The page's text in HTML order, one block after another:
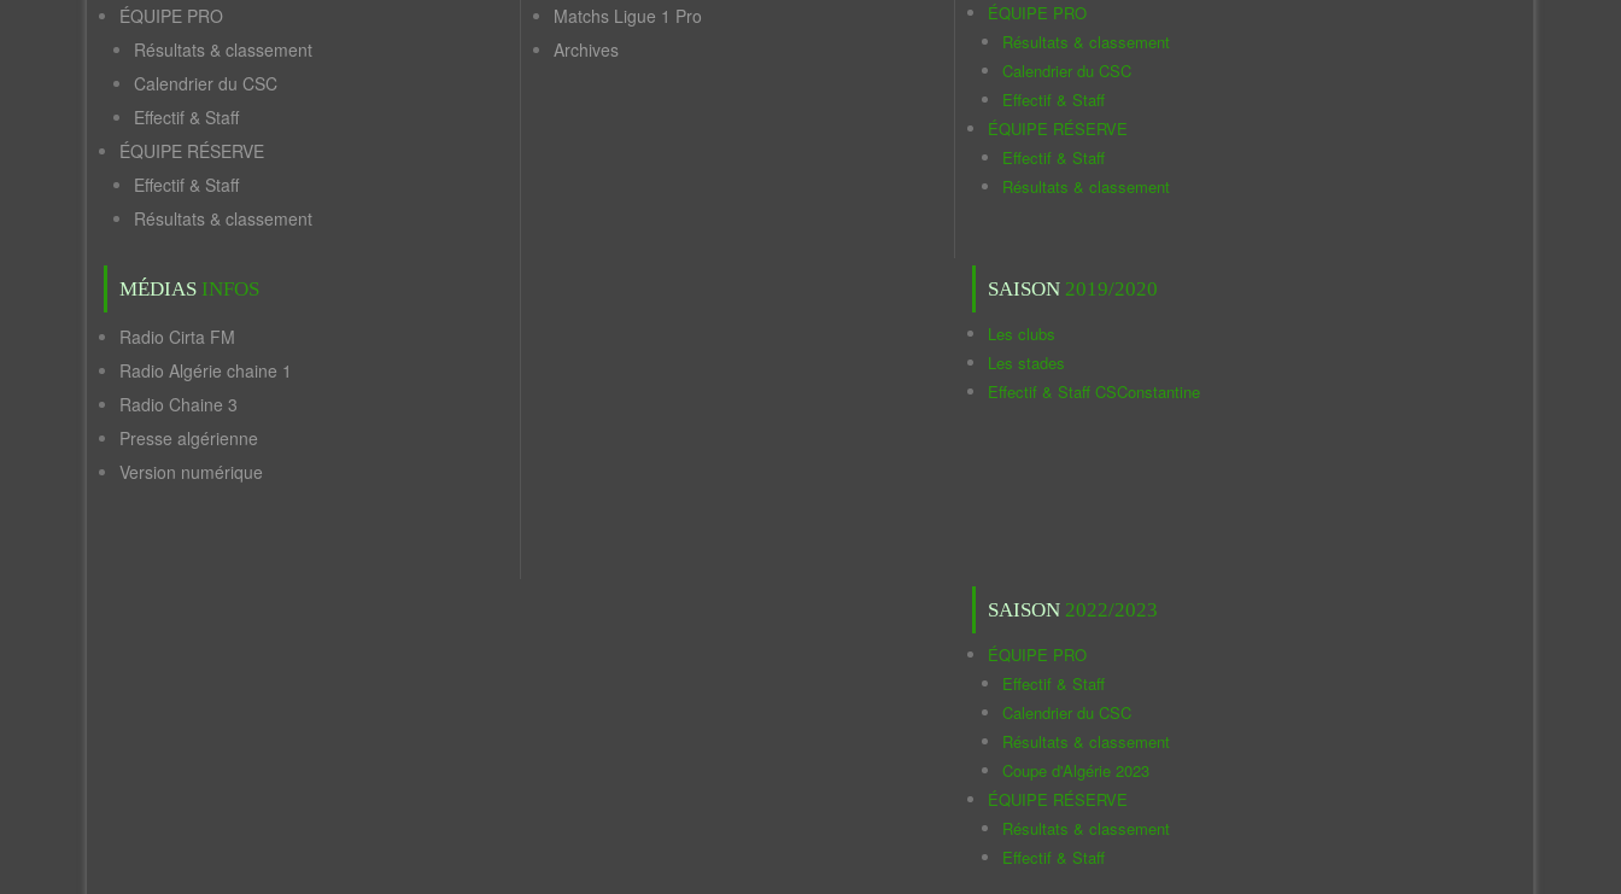
ÉQUIPE PRO
Résultats & classement
Calendrier du CSC
Effectif & Staff
ÉQUIPE RÉSERVE
Effectif & Staff
Résultats & classement
MÉDIAS INFOS
Radio Cirta FM
Radio Algérie chaine 1
Radio Chaine 3
Presse algérienne
Version numérique
Matchs Ligue 1 Pro
Archives
ÉQUIPE PRO
Résultats & classement
Calendrier du CSC
Effectif & Staff
ÉQUIPE RÉSERVE
Effectif & Staff
Résultats & classement
SAISON 2019/2020
Les clubs
Les stades
Effectif & Staff CSConstantine
SAISON 2022/2023
ÉQUIPE PRO
Effectif & Staff
Calendrier du CSC
Résultats & classement
Coupe d'Algérie 2023
ÉQUIPE RÉSERVE
Résultats & classement
Effectif & Staff